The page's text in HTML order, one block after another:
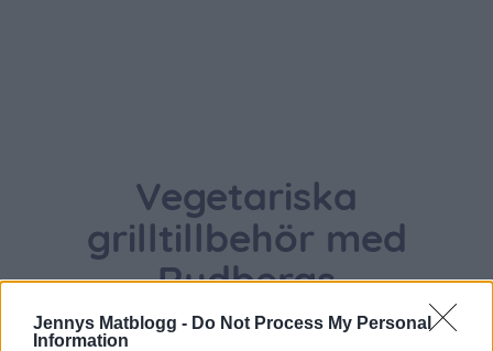
Jennys Matblogg - Do Not Process My Personal
Information
Vegetariska
grilltillbehör med
Rydbergs